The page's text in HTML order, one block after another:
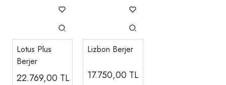
Lotus Plus
Berjer
22.769,00 TL
Lizbon Berjer
17.750,00 TL